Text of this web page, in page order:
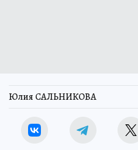
Юлия САЛЬНИКОВА